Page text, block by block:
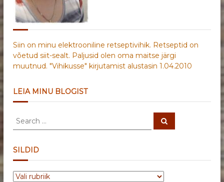
Siin on minu elektrooniline retseptivihik. Retseptid on
võetud siit-sealt. Paljusid olen oma maitse järgi
muutnud. "Vihikusse" kirjutamist alustasin 1.04.2010
LEIA MINU BLOGIST
S
r
c
h
f
S
SILDID
S